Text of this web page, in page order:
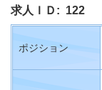
求人Ｉ
ポジション